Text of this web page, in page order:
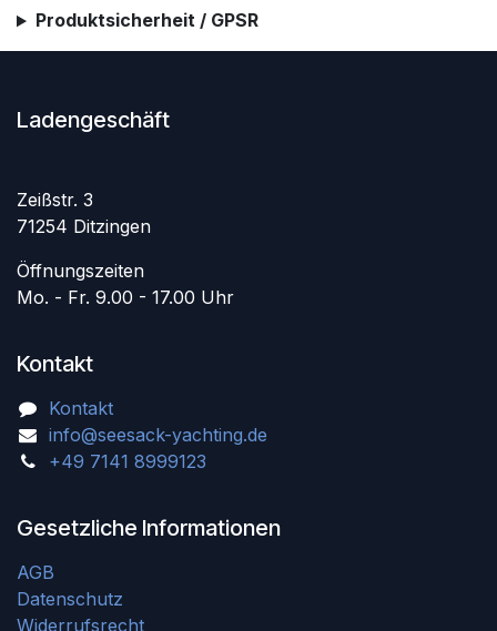
Produktsicherheit / GPSR
Ladengeschäft
Zeißstr. 3
71254 Ditzingen
Öffnungszeiten
Mo. - Fr. 9.00 - 17.00 Uhr
Kontakt
Kontakt
info@seesack-yachting.de
+49 7141 8999123
Gesetzliche Informationen
AGB
Datenschutz
Widerrufsrecht